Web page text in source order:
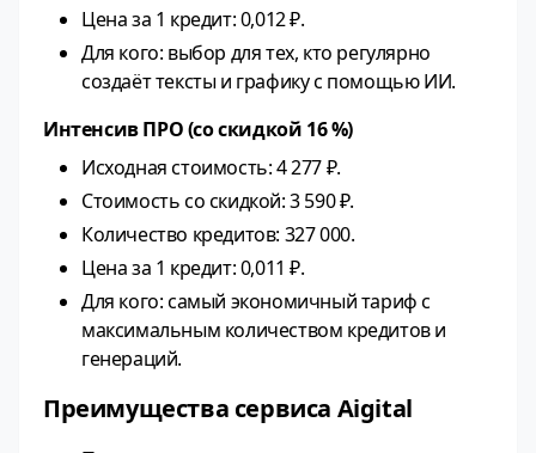
Цена за 1 кредит: 0,012 ₽.
Для кого: выбор для тех, кто регулярно
создаёт тексты и графику с помощью ИИ.
Интенсив ПРО (со скидкой 16 %)
Исходная стоимость: 4 277 ₽.
Стоимость со скидкой: 3 590 ₽.
Количество кредитов: 327 000.
Цена за 1 кредит: 0,011 ₽.
Для кого: самый экономичный тариф с
максимальным количеством кредитов и
генераций.
Преимущества сервиса Aigital